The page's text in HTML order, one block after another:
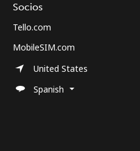
Socios
Tello.com
MobileSIM.com
United States
Spanish